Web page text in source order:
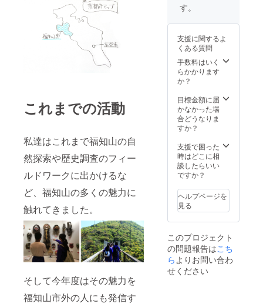
これまでの活動
私達はこれまで福知山の自
然探索や歴史調査のフィー
ルドワークに出かけるな
ど、福知山の多くの魅力に
触れてきました。
そして今年度はその魅力を
福知山市外の人にも発信す
メージ
デザイ
ンが少
し変わ
るかも
しれま
ん。）
す。
支援に関するよ
くある質問
手数料はいく
らかかります
か？
目標金額に届
かなかった場
合どうなりま
すか？
支援で困った
時はどこに相
談したらいい
ですか？
ヘルプページを
見る
このプロジェクト
の問題報告はこち
ら よりお問い合わ
せください